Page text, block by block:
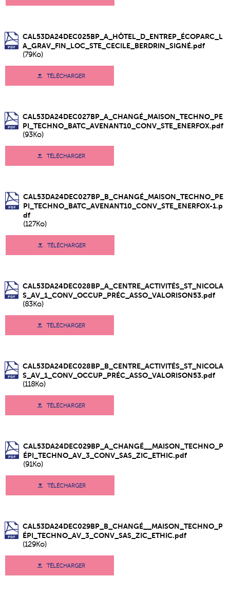
CAL53DA24DEC025BP_A_HÔTEL_D_ENTREP_ÉCOPARC_L
A_GRAV_FIN_LOC_STE_CECILE_BERDRIN_SIGNÉ.pdf
(79Ko)
TÉLÉCHARGER
CAL53DA24DEC027BP_A_CHANGÉ_MAISON_TECHNO_PE
PI_TECHNO_BATC_AVENANT10_CONV_STE_ENERFOX.pdf
(93Ko)
TÉLÉCHARGER
CAL53DA24DEC027BP_B_CHANGÉ_MAISON_TECHNO_PE
PI_TECHNO_BATC_AVENANT10_CONV_STE_ENERFOX-1.p
df
(127Ko)
TÉLÉCHARGER
CAL53DA24DEC028BP_A_CENTRE_ACTIVITÉS_ST_NICOLA
S_AV_1_CONV_OCCUP_PRÉC_ASSO_VALORISON53.pdf
(83Ko)
TÉLÉCHARGER
CAL53DA24DEC028BP_B_CENTRE_ACTIVITÉS_ST_NICOLA
S_AV_1_CONV_OCCUP_PRÉC_ASSO_VALORISON53.pdf
(118Ko)
TÉLÉCHARGER
CAL53DA24DEC029BP_A_CHANGÉ__MAISON_TECHNO_P
ÉPI_TECHNO_AV_3_CONV_SAS_ZIC_ETHIC.pdf
(91Ko)
TÉLÉCHARGER
CAL53DA24DEC029BP_B_CHANGÉ__MAISON_TECHNO_P
ÉPI_TECHNO_AV_3_CONV_SAS_ZIC_ETHIC.pdf
(129Ko)
TÉLÉCHARGER